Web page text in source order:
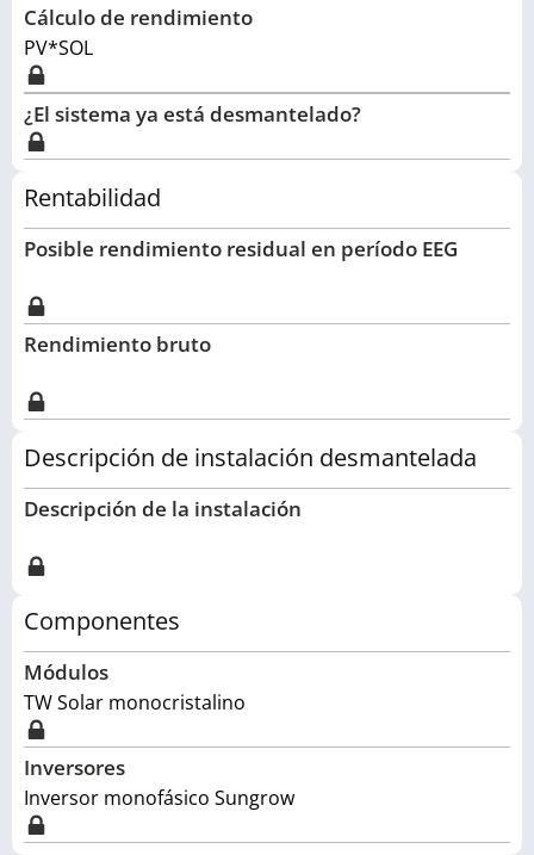
Cálculo de rendimiento
PV*SOL
¿El sistema ya está desmantelado?
Rentabilidad
Posible rendimiento residual en período EEG
Rendimiento bruto
Descripción de instalación desmantelada
Descripción de la instalación
Componentes
Módulos
TW Solar monocristalino
Inversores
Inversor monofásico Sungrow